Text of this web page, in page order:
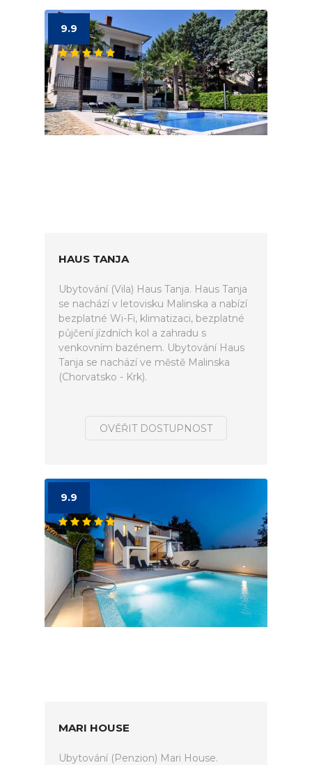
9.9
HAUS TANJA
Ubytování (Vila) Haus Tanja. Haus Tanja
se nachází v letovisku Malinska a nabízí
bezplatné Wi-Fi, klimatizaci, bezplatné
půjčení jízdních kol a zahradu s
venkovním bazénem. Ubytování Haus
Tanja se nachází ve městě Malinska
(Chorvatsko - Krk).
OVĚŘIT DOSTUPNOST
9.9
MARI HOUSE
Ubytování (Penzion) Mari House.